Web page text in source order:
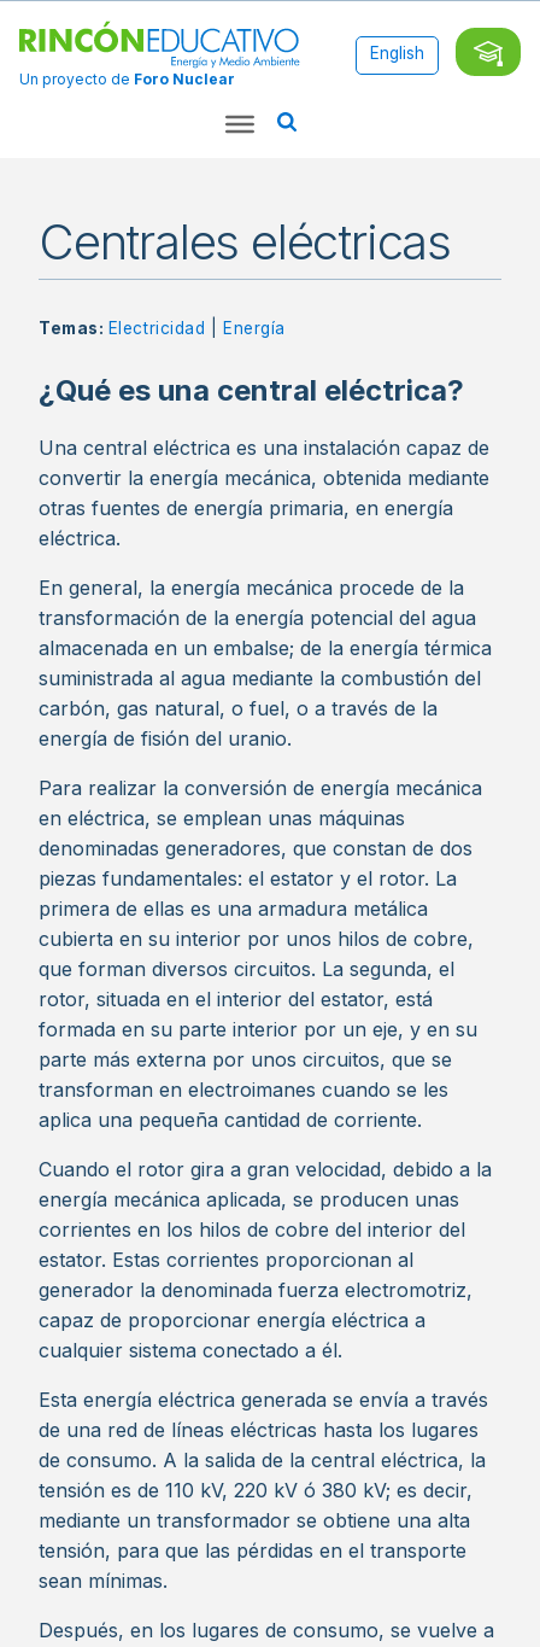
Un proyecto de Foro Nuclear
English
Centrales eléctricas
Temas: Electricidad Energía
¿Qué es una central eléctrica?
Una central eléctrica es una instalación capaz de
convertir la energía mecánica, obtenida mediante
otras fuentes de energía primaria, en energía
eléctrica.
En general, la energía mecánica procede de la
transformación de la energía potencial del agua
almacenada en un embalse; de la energía térmica
suministrada al agua mediante la combustión del
carbón, gas natural, o fuel, o a través de la
energía de fisión del uranio.
Para realizar la conversión de energía mecánica
en eléctrica, se emplean unas máquinas
denominadas generadores, que constan de dos
piezas fundamentales: el estator y el rotor. La
primera de ellas es una armadura metálica
cubierta en su interior por unos hilos de cobre,
que forman diversos circuitos. La segunda, el
rotor, situada en el interior del estator, está
formada en su parte interior por un eje, y en su
parte más externa por unos circuitos, que se
transforman en electroimanes cuando se les
aplica una pequeña cantidad de corriente.
Cuando el rotor gira a gran velocidad, debido a la
energía mecánica aplicada, se producen unas
corrientes en los hilos de cobre del interior del
estator. Estas corrientes proporcionan al
generador la denominada fuerza electromotriz,
capaz de proporcionar energía eléctrica a
cualquier sistema conectado a él.
Esta energía eléctrica generada se envía a través
de una red de líneas eléctricas hasta los lugares
de consumo. A la salida de la central eléctrica, la
tensión es de 110 kV, 220 kV ó 380 kV; es decir,
mediante un transformador se obtiene una alta
tensión, para que las pérdidas en el transporte
sean mínimas.
Después, en los lugares de consumo, se vuelve a